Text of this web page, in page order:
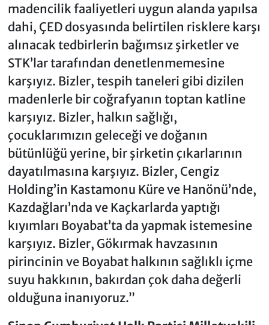
madencilik faaliyetleri uygun alanda yapılsa
dahi, ÇED dosyasında belirtilen risklere karşı
alınacak tedbirlerin bağımsız şirketler ve
STK’lar tarafından denetlenmemesine
karşıyız. Bizler, tespih taneleri gibi dizilen
madenlerle bir coğrafyanın toptan katline
karşıyız. Bizler, halkın sağlığı,
çocuklarımızın geleceği ve doğanın
bütünlüğü yerine, bir şirketin çıkarlarının
dayatılmasına karşıyız. Bizler, Cengiz
Holding’in Kastamonu Küre ve Hanönü’nde,
Kazdağları’nda ve Kaçkarlarda yaptığı
kıyımları Boyabat’ta da yapmak istemesine
karşıyız. Bizler, Gökırmak havzasının
pirincinin ve Boyabat halkının sağlıklı içme
suyu hakkının, bakırdan çok daha değerli
olduğuna inanıyoruz.”